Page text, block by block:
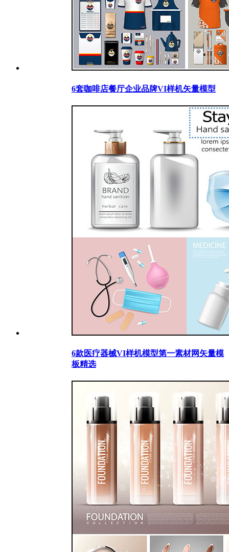
6套咖啡店餐厅企业品牌VI样机矢量模型
6款医疗器械VI样机模型第一素材网矢量模
板精选